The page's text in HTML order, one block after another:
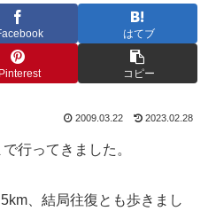
はてブ
Pinterest コピー
2009.03.22 2023.02.28
行ってきました。
、結局往復とも歩きまし